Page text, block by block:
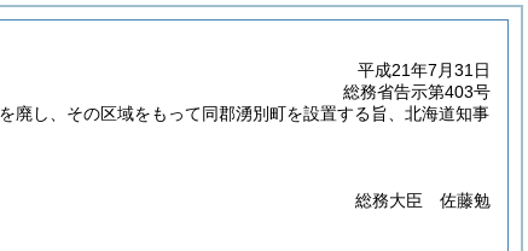
平成21年7月31日
総務省告示第403号
廃し、その区域をもって同郡湧別町を設置する旨、北海道知事
総務大臣 佐藤勉